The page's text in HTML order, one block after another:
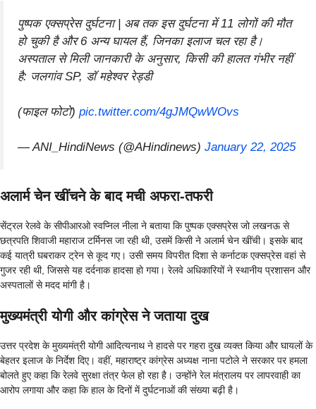
पुष्पक एक्सप्रेस दुर्घटना | अब तक इस दुर्घटना में 11 लोगों की मौत
हो चुकी है और 6 अन्य घायल हैं, जिनका इलाज चल रहा है।
अस्पताल से मिली जानकारी के अनुसार, किसी की हालत गंभीर नहीं
है: जलगांव SP, डॉ महेश्वर रेड्डी
(फाइल फोटो) pic.twitter.com/4gJMQwWOvs
— ANI_HindiNews (@AHindinews) January 22, 2025
अलार्म चेन खींचने के बाद मची अफरा-तफरी
सेंट्रल रेलवे के सीपीआरओ स्वप्निल नीला ने बताया कि पुष्पक एक्सप्रेस जो लखनऊ से
छत्रपति शिवाजी महाराज टर्मिनस जा रही थी, उसमें किसी ने अलार्म चेन खींची। इसके बाद
कई यात्री घबराकर ट्रेन से कूद गए। उसी समय विपरीत दिशा से कर्नाटक एक्सप्रेस वहां से
गुजर रही थी, जिससे यह दर्दनाक हादसा हो गया। रेलवे अधिकारियों ने स्थानीय प्रशासन और
अस्पतालों से मदद मांगी है।
मुख्यमंत्री योगी और कांग्रेस ने जताया दुख
उत्तर प्रदेश के मुख्यमंत्री योगी आदित्यनाथ ने हादसे पर गहरा दुख व्यक्त किया और घायलों के
बेहतर इलाज के निर्देश दिए। वहीं, महाराष्ट्र कांग्रेस अध्यक्ष नाना पटोले ने सरकार पर हमला
बोलते हुए कहा कि रेलवे सुरक्षा तंत्र फेल हो रहा है। उन्होंने रेल मंत्रालय पर लापरवाही का
आरोप लगाया और कहा कि हाल के दिनों में दुर्घटनाओं की संख्या बढ़ी है।